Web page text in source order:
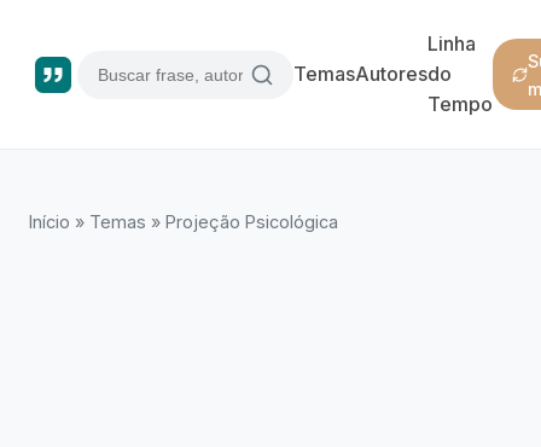
TemasAutores
Linha
do
Tempo
Início » Temas » Projeção Psicológica